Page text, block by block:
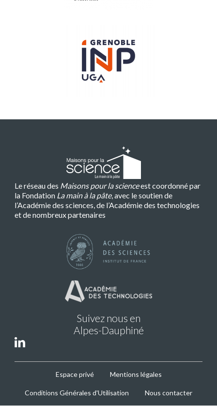
Le réseau des Maisons pour la scienceest coordonné par
la Fondation La main à la pâte, avec le soutien de
l’Académie des sciences, de l’Académie des technologies
et de nombreux partenaires
Suivez nous en
Alpes-Dauphiné
Footer
Espace privé Mentions légales
Conditions Générales d'Utilisation Nous contacter